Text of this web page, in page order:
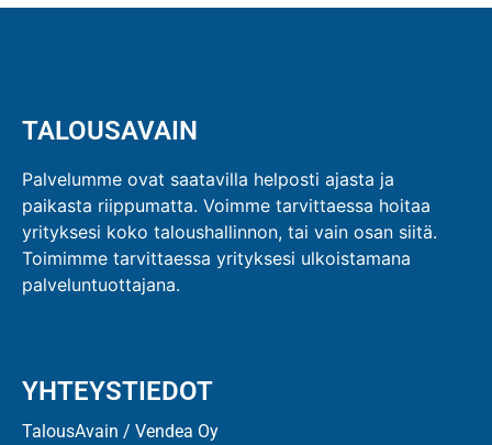
TALOUSAVAIN
Palvelumme ovat saatavilla helposti ajasta ja
paikasta riippumatta. Voimme tarvittaessa hoitaa
yrityksesi koko taloushallinnon, tai vain osan siitä.
Toimimme tarvittaessa yrityksesi ulkoistamana
palveluntuottajana.
YHTEYSTIEDOT
TalousAvain / Vendea Oy